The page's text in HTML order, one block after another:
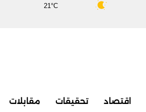
21°C
اقتصاد تحقيقات مقابلات